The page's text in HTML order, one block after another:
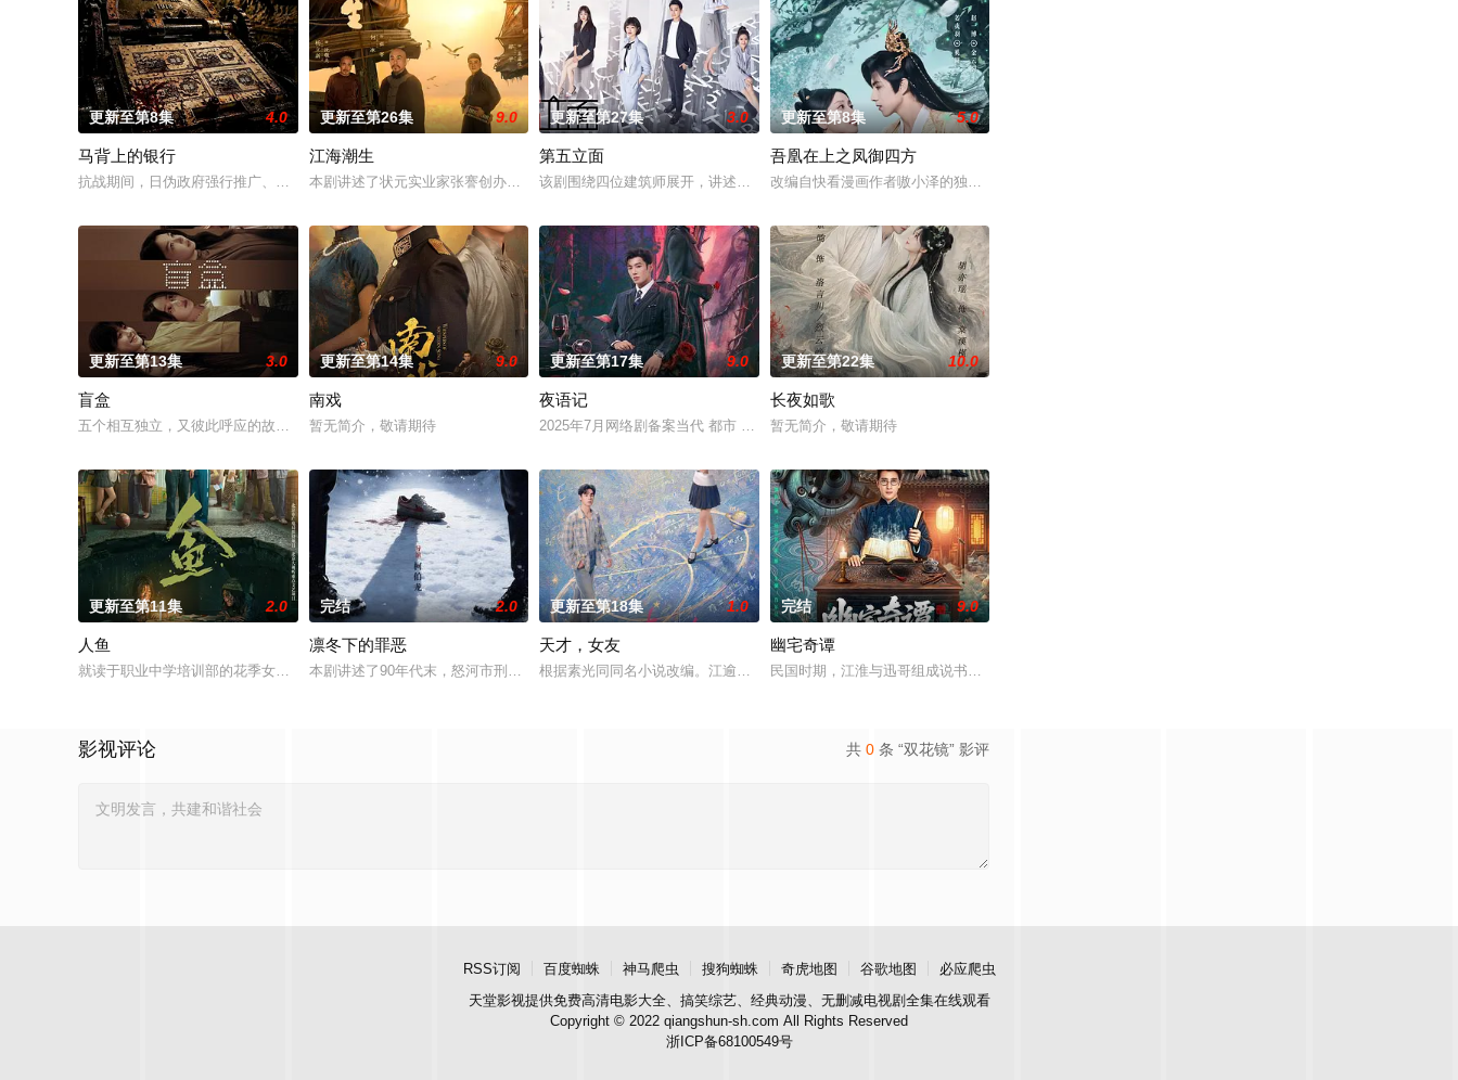
更新至第8集 4.0
马背上的银行
抗战期间，日伪政府强行推广、使用由“中国准备银行”发行的伪钞货币。根据党中央指示，高景波、徐邵梁、孙希光和黄鹰等人开始筹备建立冀南银行，手艺人张宝田在共产党人
更新至第26集 9.0
江海潮生
本剧讲述了状元实业家张謇创办大生企业，实业报国的故事。甲午战争后，国家蒙羞，张謇虽高中状元，却渴望寻求强国之路。他毅然弃政从商，殚精竭虑，创办了中国第一家民营
更新至第27集 3.0
第五立面
该剧围绕四位建筑师展开，讲述了他们在中意合作项目中面对专业挑战与境外竞争，通过创新实践实现本土设计理念突破的故事。
更新至第8集 5.0
吾凰在上之凤御四方
改编自快看漫画作者嗷小泽的独家连载漫画《吾凰在上》。 现代少女奚圆（姜贞羽 饰）因意外踏入玄机界，
更新至第13集 3.0
盲盒
五个相互独立，又彼此呼应的故事——用一场精心策划的“夏令营”完成复仇的受害者；临终前与遗憾和解的“无用之人”；共享同一具躯体的人格“刮刮乐”；病床前不离不弃的
更新至第14集 9.0
南戏
暂无简介，敬请期待
更新至第17集 9.0
夜语记
2025年7月网络剧备案当代 都市 海南越酷文化传媒有限公司
更新至第22集 10.0
长夜如歌
暂无简介，敬请期待
更新至第11集 2.0
人鱼
就读于职业中学培训部的花季女生苏琳（黄杨钿甜 饰），虽自小被父母忽视，在艰苦环境中长大，但她始终刻苦学习，憧憬未来。为此，苏琳苦练口语并争取到了英文朗诵剧中小
完结 2.0
凛冬下的罪恶
本剧讲述了90年代末，怒河市刑侦支队在无普及监控、无DNA鉴定技术的支持下，通过摸排、勘查等传统刑侦手段，接连破获数起重案要案的艰难过程。案件设计采用 “积案
更新至第18集 1.0
天才，女友
根据素光同同名小说改编。江逾白长大以后，林知夏忽然对他说：“江逾白，我喜欢你，哲学和生物学意义上的喜欢。”那个夜晚，他脸颊微热，还
完结 9.0
幽宅奇谭
民国时期，江淮与迅哥组成说书班子，偶遇“白天人住屋，晚上鬼占房”的阴阳宅，江淮被掳走配“阴婚”。他与
共 0 条 “双花镜” 影评
影视评论
RSS订阅 百度蜘蛛 神马爬虫 搜狗蜘蛛 奇虎地图 谷歌地图
必应爬虫
天堂影视提供免费高清电影大全、搞笑综艺、经典动漫、无删减电视剧全集在线观看
Copyright © 2022 qiangshun-sh.com All Rights Reserved
浙ICP备68100549号